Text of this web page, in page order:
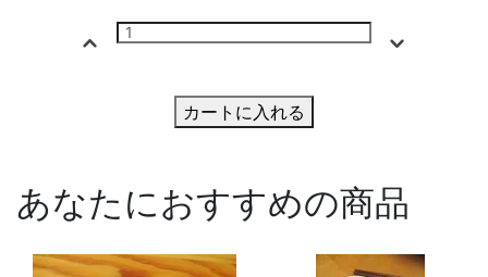
カートに入れる
あなたにおすすめの商品